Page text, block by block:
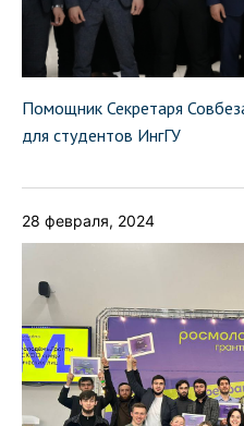
Помощник Секретаря
для студентов ИнгГУ
28 февраля, 2024